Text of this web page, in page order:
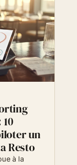
un
Resto
à la